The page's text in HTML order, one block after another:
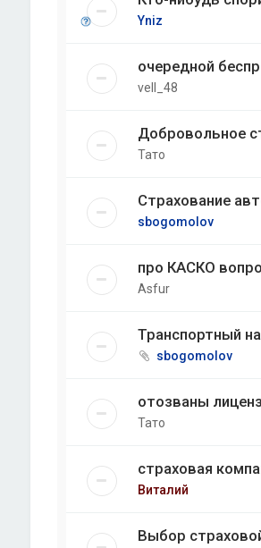
Yniz
очередной
vell_48
Добровольное
Тато
Страхование
sbogomolov
про КАСКО
Asfur
Транспортный
sbogomolov
отозваны
Тато
страховая
Виталий
Выбор